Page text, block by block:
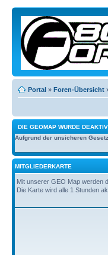
Portal » Foren-Übersicht
DIE GEOMAP WURDE
Aufgrund der unsicheren
MITGLIEDERKARTE
Mit unserer GEO Map werden
Die Karte wird alle 1 Stunden